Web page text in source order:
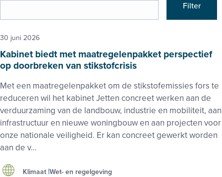
Filter
Kabinet biedt met maatregelenpakket perspectief
op doorbreken van stikstofcrisis
Met een maatregelenpakket om de stikstofemissies fors te
reduceren wil het kabinet Jetten concreet werken aan de
verduurzaming van de landbouw, industrie en mobiliteit, aan
infrastructuur en nieuwe woningbouw en aan projecten voor
onze nationale veiligheid. Er kan concreet gewerkt worden
aan de v...
30 juni 2026
Klimaat Wet- en regelgeving